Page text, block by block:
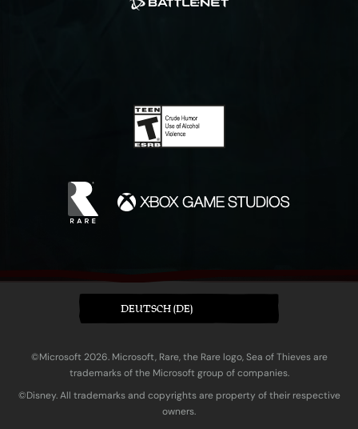
DEUTSCH (DE)
©Microsoft 2026. Microsoft, Rare, the Rare logo, Sea of Thieves are
trademarks of the Microsoft group of companies.
©Disney. All trademarks and copyrights are property of their respective
owners.